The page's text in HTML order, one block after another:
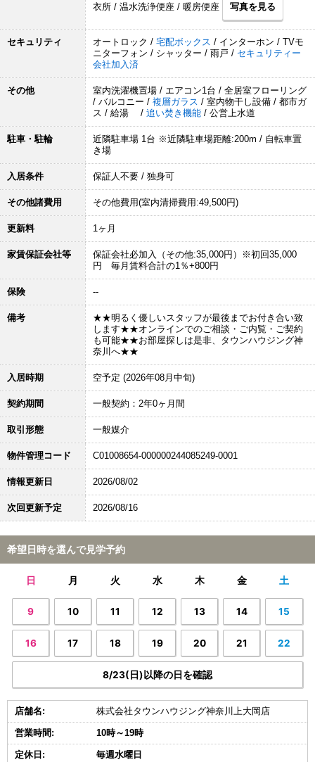
衣所 / 温水洗浄便座 / 暖房便座 写真を見る
セキュリティ オートロック / 宅配ボックス / インターホン / TVモ
ニターフォン / シャッター / 雨戸 / セキュリティー
会社加入済
その他
室内洗濯機置場 / エアコン1台 / 全居室フローリング
/ バルコニー / 複層ガラス / 室内物干し設備 / 都市ガ
ス / 給湯 / 追い焚き機能 / 公営上水道
駐車・駐輪
近隣駐車場 1台 ※近隣駐車場距離:200m / 自転車置
き場
入居条件 保証人不要 / 独身可
その他諸費用 その他費用(室内清掃費用:49,500円)
更新料 1ヶ月
家賃保証会社等
保証会社必加入（その他:35,000円）※初回35,000
円 毎月賃料合計の1％+800円
保険 --
備考
★★明るく優しいスタッフが最後までお付き合い致
します★★オンラインでのご相談・ご内覧・ご契約
も可能★★お部屋探しは是非、タウンハウジング神
奈川へ★★
入居時期 空予定 (2026年08月中旬)
契約期間 一般契約：2年0ヶ月間
取引形態 一般媒介
物件管理コード C01008654-000000244085249-0001
情報更新日 2026/08/02
次回更新予定 2026/08/16
希望日時を選んで見学予約
日 月 火 水 木 金 土
9 10 11 12 13 14 15
16 17 18 19 20 21 22
8/23(日)以降の日を確認
店舗名: 株式会社タウンハウジング神奈川上大岡店
営業時間: 10時～19時
定休日: 毎週水曜日